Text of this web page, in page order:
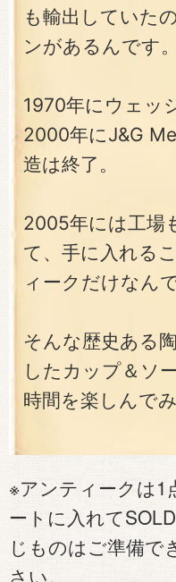
も輸出していた
ンがあるんです。
1970年にウェッ
2000年にJ&G
造は終了。
2005年には工場
て、手に入れる
ィークだけなんで
そんな歴史ある
したカップ＆ソ
時間を楽しんで
※アンティークは1
ートに入れて
じものはご準備で
さい。